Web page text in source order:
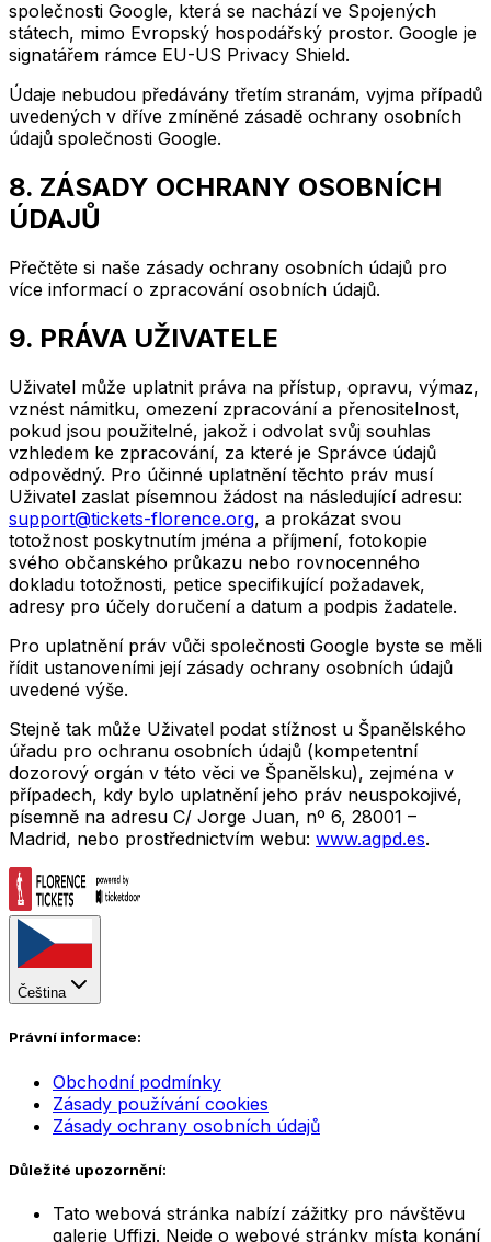
společnosti Google, která se nachází ve Spojených
státech, mimo Evropský hospodářský prostor. Google je
signatářem rámce EU-US Privacy Shield.
Údaje nebudou předávány třetím stranám, vyjma případů
uvedených v dříve zmíněné zásadě ochrany osobních
údajů společnosti Google.
8. ZÁSADY OCHRANY OSOBNÍCH
ÚDAJŮ
Přečtěte si naše zásady ochrany osobních údajů pro
více informací o zpracování osobních údajů.
9. PRÁVA UŽIVATELE
Uživatel může uplatnit práva na přístup, opravu, výmaz,
vznést námitku, omezení zpracování a přenositelnost,
pokud jsou použitelné, jakož i odvolat svůj souhlas
vzhledem ke zpracování, za které je Správce údajů
odpovědný. Pro účinné uplatnění těchto práv musí
Uživatel zaslat písemnou žádost na následující adresu:
support@tickets-florence.org, a prokázat svou
totožnost poskytnutím jména a příjmení, fotokopie
svého občanského průkazu nebo rovnocenného
dokladu totožnosti, petice specifikující požadavek,
adresy pro účely doručení a datum a podpis žadatele.
Pro uplatnění práv vůči společnosti Google byste se měli
řídit ustanoveními její zásady ochrany osobních údajů
uvedené výše.
Stejně tak může Uživatel podat stížnost u Španělského
úřadu pro ochranu osobních údajů (kompetentní
dozorový orgán v této věci ve Španělsku), zejména v
případech, kdy bylo uplatnění jeho práv neuspokojivé,
písemně na adresu C/ Jorge Juan, nº 6, 28001 –
Madrid, nebo prostřednictvím webu: www.agpd.es.
Čeština
Právní informace:
Obchodní podmínky
Zásady používání cookies
Zásady ochrany osobních údajů
Důležité upozornění:
Tato webová stránka nabízí zážitky pro návštěvu
galerie Uffizi. Nejde o webové stránky místa konání